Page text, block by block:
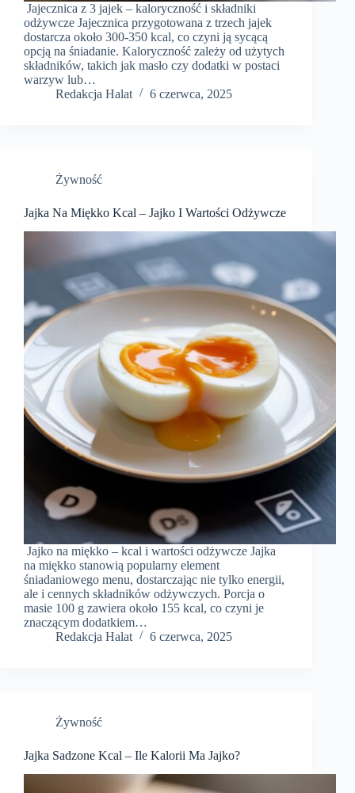
Jajecznica z 3 jajek – kaloryczność i składniki
odżywcze Jajecznica przygotowana z trzech jajek
dostarcza około 300-350 kcal, co czyni ją sycącą
opcją na śniadanie. Kaloryczność zależy od użytych
składników, takich jak masło czy dodatki w postaci
warzyw lub…
Redakcja Halat
6 czerwca, 2025
Żywność
Jajka Na Miękko Kcal – Jajko I Wartości Odżywcze
Jajko na miękko – kcal i wartości odżywcze Jajka
na miękko stanowią popularny element
śniadaniowego menu, dostarczając nie tylko energii,
ale i cennych składników odżywczych. Porcja o
masie 100 g zawiera około 155 kcal, co czyni je
znaczącym dodatkiem…
Redakcja Halat
6 czerwca, 2025
Żywność
Jajka Sadzone Kcal – Ile Kalorii Ma Jajko?